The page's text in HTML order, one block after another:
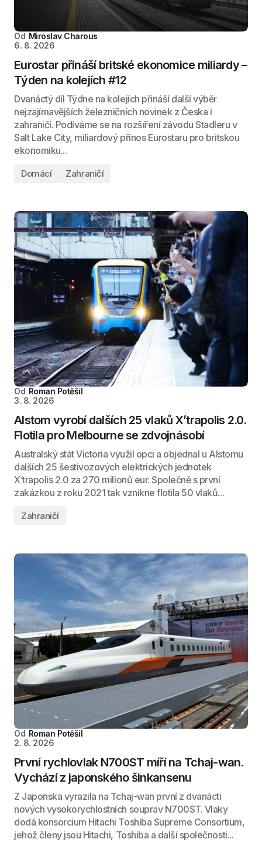
Od Miroslav Charous
6. 8. 2026
Eurostar přináší britské ekonomice miliardy –
Týden na kolejích #12
Dvanáctý díl Týdne na kolejích přináší další výběr
nejzajímavějších železničních novinek z Česka i
zahraničí. Podíváme se na rozšíření závodu Stadleru v
Salt Lake City, miliardový přínos Eurostaru pro britskou
ekonomiku...
Domácí Zahraničí
Od Roman Potěšil
3. 8. 2026
Alstom vyrobí dalších 25 vlaků X’trapolis 2.0.
Flotila pro Melbourne se zdvojnásobí
Australský stát Victoria využil opci a objednal u Alstomu
dalších 25 šestivozových elektrických jednotek
X’trapolis 2.0 za 270 milionů eur. Společně s první
zakázkou z roku 2021 tak vznikne flotila 50 vlaků...
Zahraničí
Od Roman Potěšil
2. 8. 2026
První rychlovlak N700ST míří na Tchaj-wan.
Vychází z japonského šinkansenu
Z Japonska vyrazila na Tchaj-wan první z dvanácti
nových vysokorychlostních souprav N700ST. Vlaky
dodá konsorcium Hitachi Toshiba Supreme Consortium,
jehož členy jsou Hitachi, Toshiba a další společnosti...